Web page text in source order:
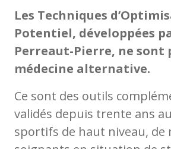
Les Techniques
Potentiel, développées
Perreaut-Pierre, ne sont
médecine alternative.
Ce sont des outils
validés depuis trente ans
sportifs de haut niveau, de